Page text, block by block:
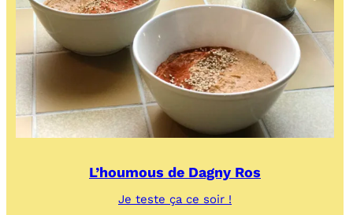
L’houmous de Dagny Ros
Je teste ça ce soir !